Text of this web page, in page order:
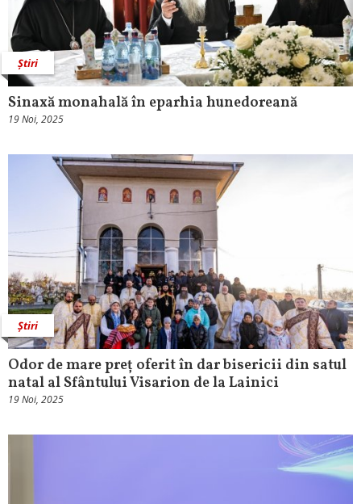
Știri
Sinaxă monahală în eparhia hunedoreană
19 Noi, 2025
Știri
Odor de mare preț oferit în dar bisericii din satul
natal al Sfântului Visarion de la Lainici
19 Noi, 2025